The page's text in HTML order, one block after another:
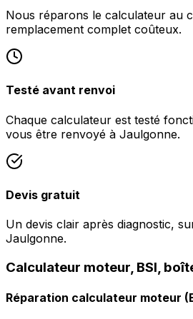
Nous réparons le calculateur au
remplacement complet coûteux.
Testé avant renvoi
Chaque calculateur est testé
vous être renvoyé à Jaulgonne.
Devis gratuit
Un devis clair après diagnostic,
Jaulgonne.
Calculateur moteur, BSI,
Réparation calculateur moteur